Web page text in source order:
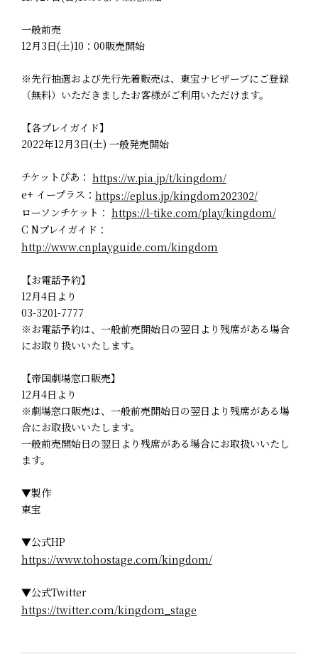
一般前売
12月3日(土)10：00販売開始
※先行抽選および先行先着販売は、東宝ナビザーブにご登録
（無料）いただきましたお客様がご利用いただけます。
【各プレイガイド】
2022年12月3日(土) 一般発売開始
チケットぴあ： https://w.pia.jp/t/kingdom/
e+ イープラス： https://eplus.jp/kingdom202302/
ローソンチケット： https://l-tike.com/play/kingdom/
C Nプレイガイド：
http://www.cnplayguide.com/kingdom
【お電話予約】
12月4日より
03-3201-7777
※お電話予約は、一般前売開始日の翌日より残席がある場合
にお取り扱いいたします。
【帝国劇場窓口販売】
12月4日より
※劇場窓口販売は、一般前売開始日の翌日より残席がある場
合にお取扱いいたします。
一般前売開始日の翌日より残席がある場合にお取扱いいたし
ます。
▼製作
東宝
▼公式HP
https://www.tohostage.com/kingdom/
▼公式Twitter
https://twitter.com/kingdom_stage